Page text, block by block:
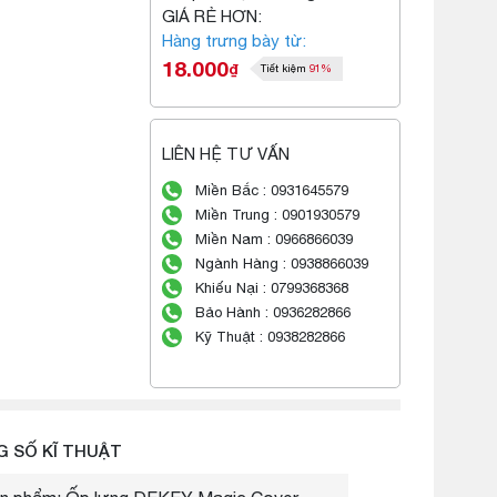
GIÁ RẺ HƠN:
Hàng trưng bày từ:
18.000₫ Tiết kiệm 91%
LIÊN HỆ TƯ VẤN
Miền Bắc : 0931645579
Miền Trung : 0901930579
Miền Nam : 0966866039
Ngành Hàng : 0938866039
Khiếu Nại : 0799368368
Bảo Hành : 0936282866
Kỹ Thuật : 0938282866
SỐ KĨ THUẬT